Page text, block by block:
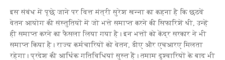
इस संबंध में पूछे जाने पर वित्त मंत्री सुरेश खन्ना का कहना है कि छठवें
वेतन आयोग की संस्तुतियों में जो भत्ते समाप्त करने की सिफारिशें थी, उन्हें
ही समाप्त करने का फैसला लिया गया है। इन भत्तों को केंद्र सरकार ने भी
समाप्त किया है। राज्य कर्मचारियों को वेतन, डीए और एचआरए मिलता
रहेगा। प्रदेश की आर्थिक गतिविधियां सुस्त हैं। तमाम दुश्वारियों के बाद भी